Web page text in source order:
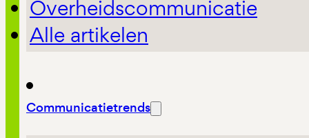
Overheidscommunicatie
Alle artikelen
Communicatietrends